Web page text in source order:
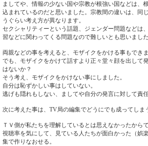
ましてや、情報の少ない国や宗教が根強い国などは、
込まれているのだと思いました。宗教間の違いは、同
うぐらい考え方が異なります。
セクシャリティーという話題、ジェンダー問題などは
習などに関わってくる問題なので難しいとも思いまし
両親などの事を考えると、モザイクをかける事もでき
でも、モザイクをかけて話すより正々堂々顔を出して
はないか？
そう考え、モザイクをかけない事にしました。
自分は恥ずかしい事はしていない。
逃げも隠れもしない、ましてや自分の発言に対して責
次に考えた事は、TV局の編集でどうにでも成ってしま
ＴＶ側が私たちを理解しているとは思えなかったから
視聴率を気にして、見ている人たちが面白かった（娯
集で作りなおせる。